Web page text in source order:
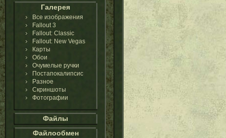
Галерея
Все изображения
Fallout 3
Fallout: Classic
Fallout: New Vegas
Карты
Обои
Очумелые ручки
Постапокалипсис
Разное
Скриншоты
Фотографии
Файлы
Файлообмен